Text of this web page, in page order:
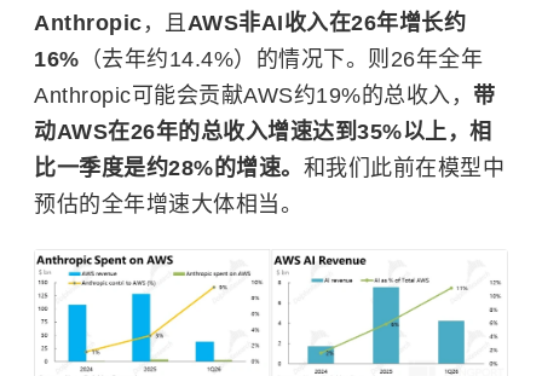
Anthropic ，且 AWS非AI收入在26年增长约
16% （去年约14.4%）的情况下。则26年全年
Anthropic可能会贡献AWS约19%的总收入， 带
动AWS在26年的总收入增速达到35%以上，相
比一季度是约28%的增速。 和我们此前在模型中
预估的全年增速大体相当。